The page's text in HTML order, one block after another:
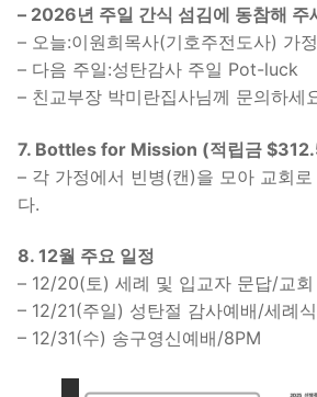
– 2026년 주일 간식 섬김에 동참해 주
– 오늘:이원희목사(기호주전도사) 가정
– 다음 주일:성탄감사 주일 Pot-luck
– 친교부장 박미란집사님께 문의하
7. Bottles for Mission (적립금
– 각 가정에서 빈병(캔)을 모아 교회
다.
8. 12월 주요 일정
– 12/20(토) 세례 및 입교자 문답/교
– 12/21(주일) 성탄절 감사예배/세례
– 12/31(수) 송구영신예배/8PM